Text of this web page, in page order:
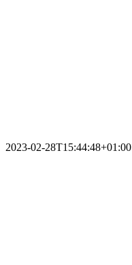
2023-02-28T15:44:48+01:00